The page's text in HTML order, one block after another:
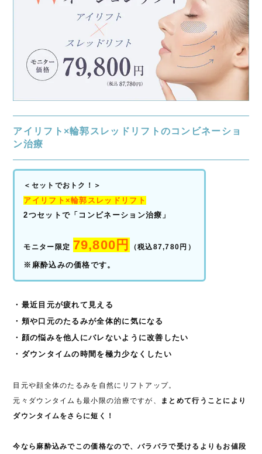
アイリフト×輪郭スレッドリフトのコンビネーショ
ン治療
＜セットでおトク！＞
アイリフト×輪郭スレッドリフト
2つセットで「コンビネーション治療」
モニター限定 79,800円 （税込87,780円）
※麻酔込みの価格です。
・最近目元が疲れて見える
・頬や口元のたるみが全体的に気になる
・顔の悩みを他人にバレないように改善したい
・ダウンタイムの時間を極力少なくしたい
目元や顔全体のたるみを自然にリフトアップ。
元々ダウンタイムも最小限の治療ですが、
まとめて行うことにより
ダウンタイムをさらに短く！
今なら麻酔込みでこの価格なので、バラバラで受けるよりもお値段